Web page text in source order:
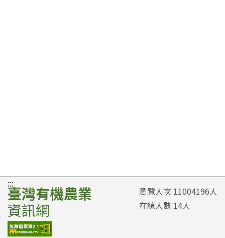
:::
臺灣有機農業
資訊網
瀏覽人次 11004196人
在線人數 14人